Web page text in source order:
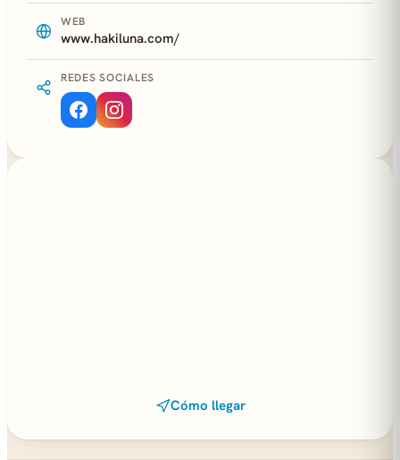
WEB
www.hakiluna.com/
REDES SOCIALES
Cómo llegar